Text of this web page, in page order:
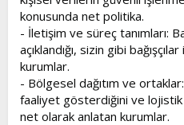
konusunda net politika.
- İletişim ve süreç tanımları:
açıklandığı, sizin gibi
kurumlar.
- Bölgesel dağıtım ve
faaliyet gösterdiğini ve lojistik
net olarak anlatan kurumlar.